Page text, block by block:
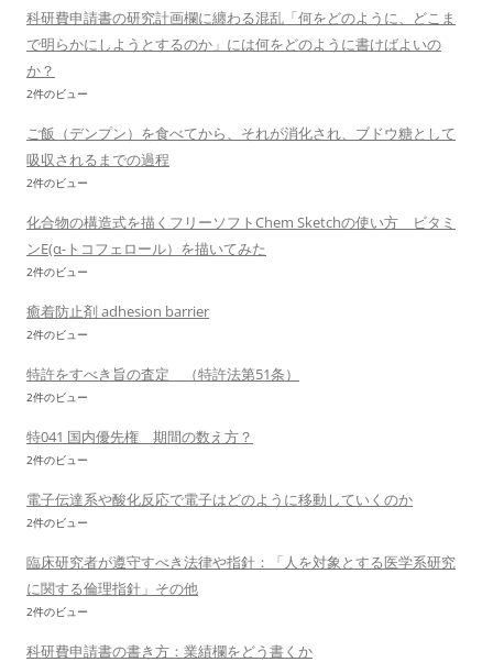
科研費申請書の研究計画欄に纏わる混乱「何をどのように、どこま
で明らかにしようとするのか」には何をどのように書けばよいの
か？
2件のビュー
ご飯（デンプン）を食べてから、それが消化され、ブドウ糖として
吸収されるまでの過程
2件のビュー
化合物の構造式を描くフリーソフトChem Sketchの使い方 ビタミ
ンE(α-トコフェロール）を描いてみた
2件のビュー
癒着防止剤 adhesion barrier
2件のビュー
特許をすべき旨の査定 （特許法第51条）
2件のビュー
特041 国内優先権 期間の数え方？
2件のビュー
電子伝達系や酸化反応で電子はどのように移動していくのか
2件のビュー
臨床研究者が遵守すべき法律や指針：「人を対象とする医学系研究
に関する倫理指針」その他
2件のビュー
科研費申請書の書き方：業績欄をどう書くか